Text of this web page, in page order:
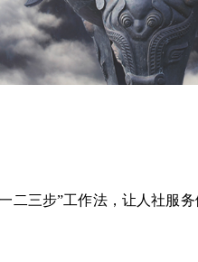
二三步”工作法，让人社服务